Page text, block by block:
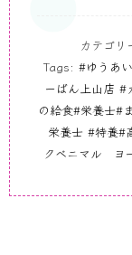
カテゴリ
Tags: #ゆうあ
ーばん上山店 #
の給食#栄養士#
栄養士 #特養#
クベニマル ヨ